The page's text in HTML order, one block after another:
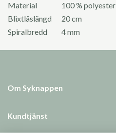
Material
100 % polyester
Blixtlåslängd
20 cm
Spiralbredd
4 mm
Om Syknappen
Kundtjänst